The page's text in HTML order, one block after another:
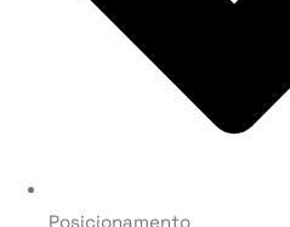
Posicionamento